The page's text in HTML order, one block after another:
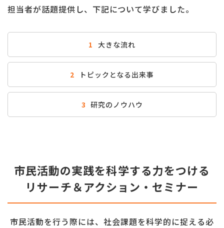
担当者が話題提供し、下記について学びました。
1 大きな流れ
2 トピックとなる出来事
3 研究のノウハウ
市民活動の実践を科学する力をつける
リサーチ＆アクション・セミナー
市民活動を行う際には、社会課題を科学的に捉える必